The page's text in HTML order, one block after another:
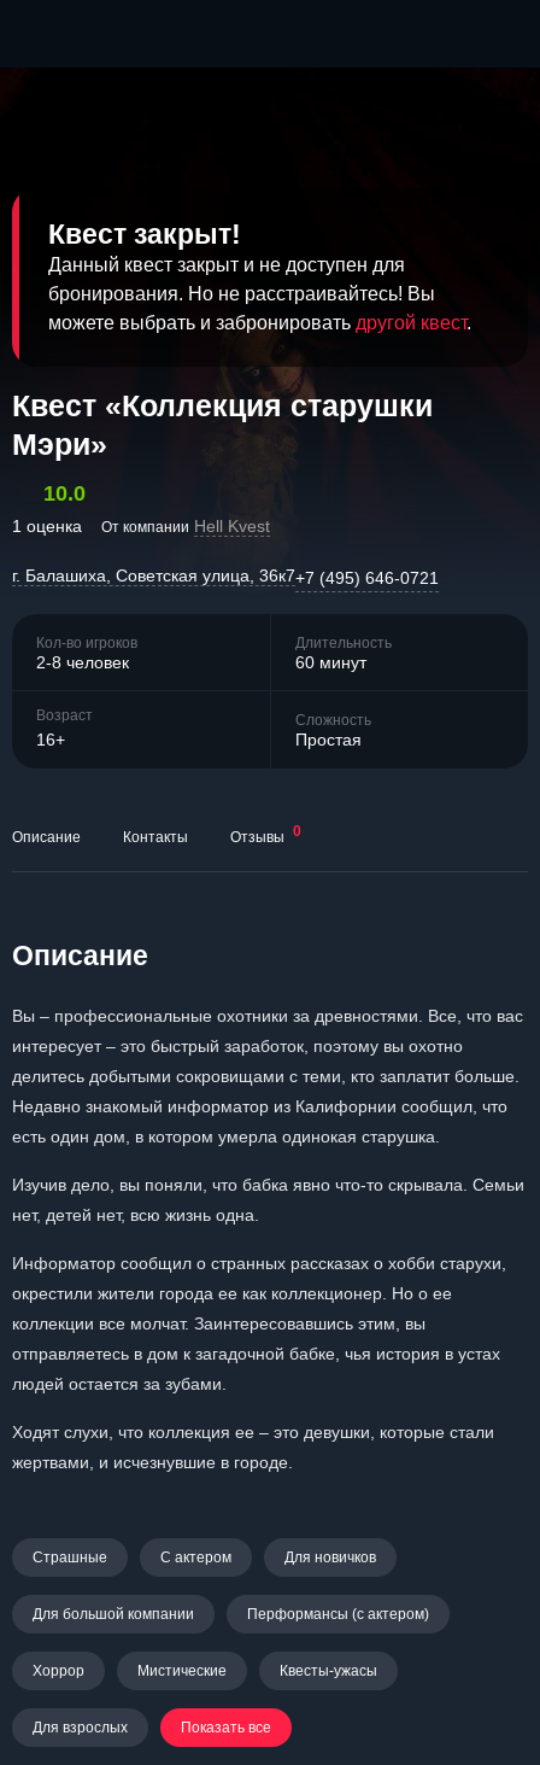
Квест закрыт!
Данный квест закрыт и не доступен для
бронирования. Но не расстраивайтесь! Вы
можете выбрать и забронировать другой квест.
Квест «Коллекция старушки
Мэри»
10.0
1 оценка От компании Hell Kvest
г. Балашиха, Советская улица, 36к7+7 (495) 646-0721
Кол-во игроков
2-8 человек
Длительность
60 минут
Возраст
16+
Сложность
Простая
Описание Контакты Отзывы 0
Описание
Вы – профессиональные охотники за древностями. Все, что вас
интересует – это быстрый заработок, поэтому вы охотно
делитесь добытыми сокровищами с теми, кто заплатит больше.
Недавно знакомый информатор из Калифорнии сообщил, что
есть один дом, в котором умерла одинокая старушка.
Изучив дело, вы поняли, что бабка явно что-то скрывала. Семьи
нет, детей нет, всю жизнь одна.
Информатор сообщил о странных рассказах о хобби старухи,
окрестили жители города ее как коллекционер. Но о ее
коллекции все молчат. Заинтересовавшись этим, вы
отправляетесь в дом к загадочной бабке, чья история в устах
людей остается за зубами.
Ходят слухи, что коллекция ее – это девушки, которые стали
жертвами, и исчезнувшие в городе.
Страшные С актером Для новичков
Для большой компании Перформансы (с актером)
Хоррор Мистические Квесты-ужасы
Для взрослых Показать все